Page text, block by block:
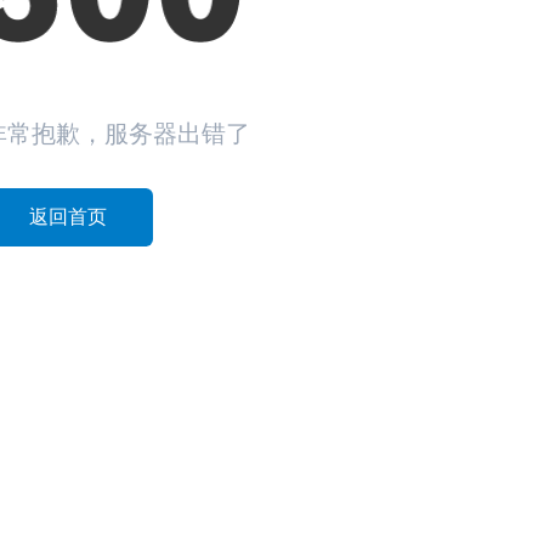
常抱歉，服务器出错了
返回首页